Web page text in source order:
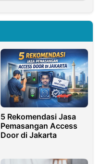
5 Rekomendasi Jasa
Pemasangan Access
Door di Jakarta